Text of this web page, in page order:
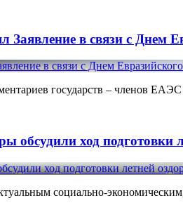
Заявление в связи с Днем
государств – членов
обсудили ход
социально-